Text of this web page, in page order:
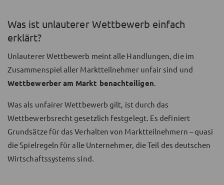
Was ist unlauterer Wettbewerb einfach
erklärt?
Unlauterer Wettbewerb meint alle Handlungen, die im
Zusammenspiel aller Marktteilnehmer unfair sind und
Wettbewerber am Markt benachteiligen.
Was als unfairer Wettbewerb gilt, ist durch das
Wettbewerbsrecht gesetzlich festgelegt. Es definiert
Grundsätze für das Verhalten von Marktteilnehmern – quasi
die Spielregeln für alle Unternehmer, die Teil des deutschen
Wirtschaftssystems sind.